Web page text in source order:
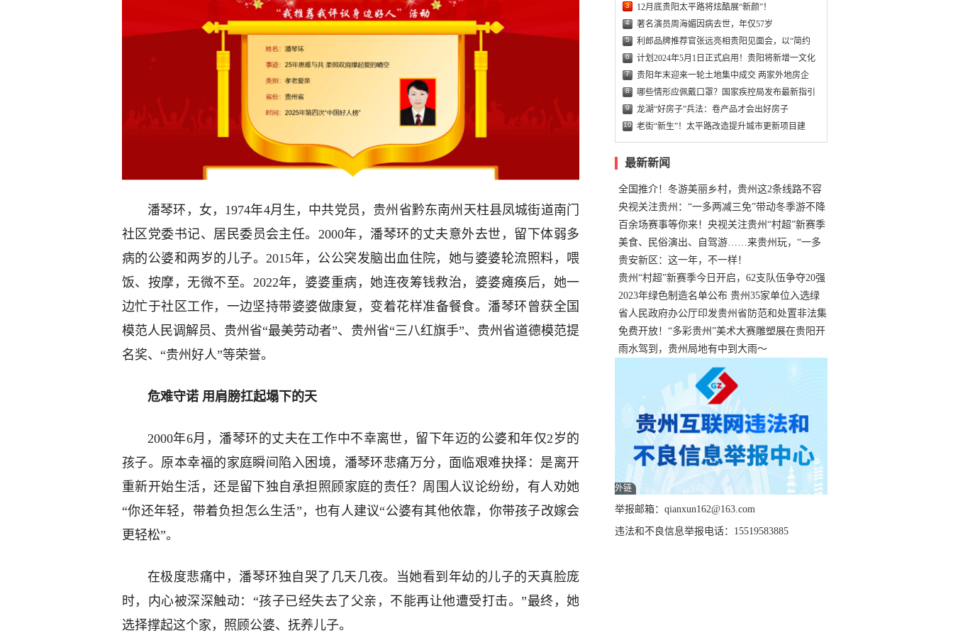
潘琴环，女，1974年4月生，中共党员，贵州省黔东南州天柱县凤城街道南门
社区党委书记、居民委员会主任。2000年，潘琴环的丈夫意外去世，留下体弱多
病的公婆和两岁的儿子。2015年，公公突发脑出血住院，她与婆婆轮流照料，喂
饭、按摩，无微不至。2022年，婆婆重病，她连夜筹钱救治，婆婆瘫痪后，她一
边忙于社区工作，一边坚持带婆婆做康复，变着花样准备餐食。潘琴环曾获全国
模范人民调解员、贵州省“最美劳动者”、贵州省“三八红旗手”、贵州省道德模范提
名奖、“贵州好人”等荣誉。
危难守诺 用肩膀扛起塌下的天
2000年6月，潘琴环的丈夫在工作中不幸离世，留下年迈的公婆和年仅2岁的
孩子。原本幸福的家庭瞬间陷入困境，潘琴环悲痛万分，面临艰难抉择：是离开
重新开始生活，还是留下独自承担照顾家庭的责任？周围人议论纷纷，有人劝她
“你还年轻，带着负担怎么生活”，也有人建议“公婆有其他依靠，你带孩子改嫁会
更轻松”。
在极度悲痛中，潘琴环独自哭了几天几夜。当她看到年幼的儿子的天真脸庞
时，内心被深深触动：“孩子已经失去了父亲，不能再让他遭受打击。”最终，她
选择撑起这个家，照顾公婆、抚养儿子。
3 12月底贵阳太平路将炫酷展“新颜”！
4 著名演员周海媚因病去世，年仅57岁
5 利郎品牌推荐官张远亮相贵阳见面会，以“简约
6 计划2024年5月1日正式启用！贵阳将新增一文化
7 贵阳年末迎来一轮土地集中成交 两家外地房企
8 哪些情形应佩戴口罩？国家疾控局发布最新指引
9 龙湖“好房子”兵法：卷产品才会出好房子
10 老街“新生”！太平路改造提升城市更新项目建
最新新闻
全国推介！冬游美丽乡村，贵州这2条线路不容
错过
央视关注贵州：“一多两减三免”带动冬季游不降
温
百余场赛事等你来！央视关注贵州“村超”新赛季
正式“打响”
美食、民俗演出、自驾游……来贵州玩，“一多
两减三免”！
贵安新区：这一年，不一样！
贵州“村超”新赛季今日开启，62支队伍争夺20强
名额
2023年绿色制造名单公布 贵州35家单位入选绿
色工厂
省人民政府办公厅印发贵州省防范和处置非法集
资工作实施细则
免费开放！“多彩贵州”美术大赛雕塑展在贵阳开
展，持续至1月19日
雨水驾到，贵州局地有中到大雨～
外链
举报邮箱：qianxun162@163.com
违法和不良信息举报电话：15519583885